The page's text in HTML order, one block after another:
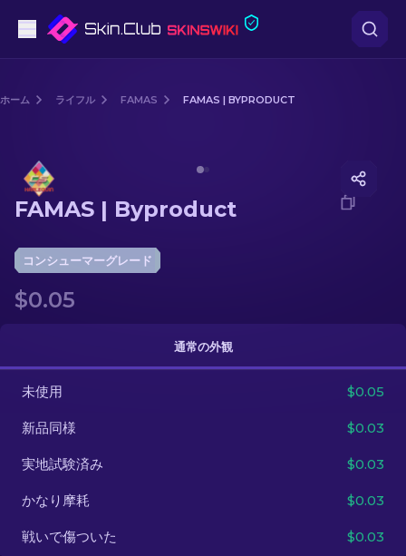
スナイパーライフル
ナイフ
グローブ
その他
ホーム ライフル FAMAS FAMAS | BYPRODUCT
FAMAS | Byproduct
コンシューマーグレード
$0.05
通常の外観
未使用 $0.05
新品同様 $0.03
実地試験済み $0.03
かなり摩耗 $0.03
戦いで傷ついた $0.03